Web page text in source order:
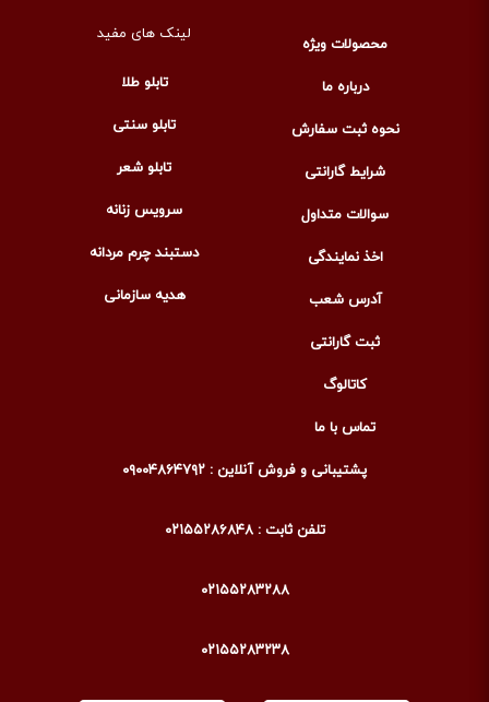
محصولات ویژه
درباره ما
نحوه ثبت سفارش
شرایط گارانتی
سوالات متداول
اخذ نمایندگی
آدرس شعب
ثبت گارانتی
کاتالوگ
تماس با ما
لینک های مفید
تابلو طلا
تابلو سنتی
تابلو شعر
سرویس زنانه
دستبند چرم مردانه
هدیه سازمانی
پشتیبانی و فروش آنلاین : ۰۹۰۰۴۸۶۴۷۹۲
تلفن ثابت : ۰۲۱۵۵۲۸۶۸۴۸
۰۲۱۵۵۲۸۳۲۸۸
۰۲۱۵۵۲۸۳۲۳۸